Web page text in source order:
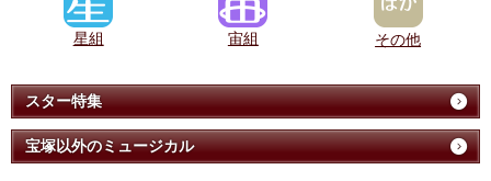
星組 宙組 その他
スター特集
宝塚以外のミュージカル